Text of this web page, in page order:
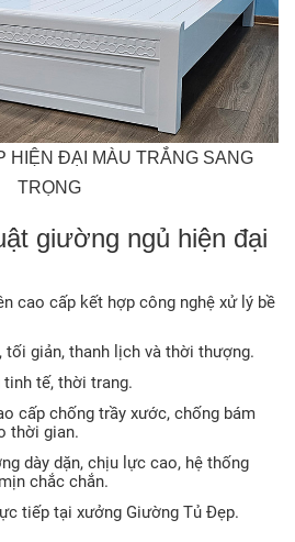
HIỆN ĐẠI MÀU TRẮNG SANG
TRỌNG
giường ngủ hiện đại
cao cấp kết hợp công nghệ xử lý bề
tối giản, thanh lịch và thời thượng.
tinh tế, thời trang.
cấp chống trầy xước, chống bám
thời gian.
dày dặn, chịu lực cao, hệ thống
chắc chắn.
tiếp tại xưởng Giường Tủ Đẹp.